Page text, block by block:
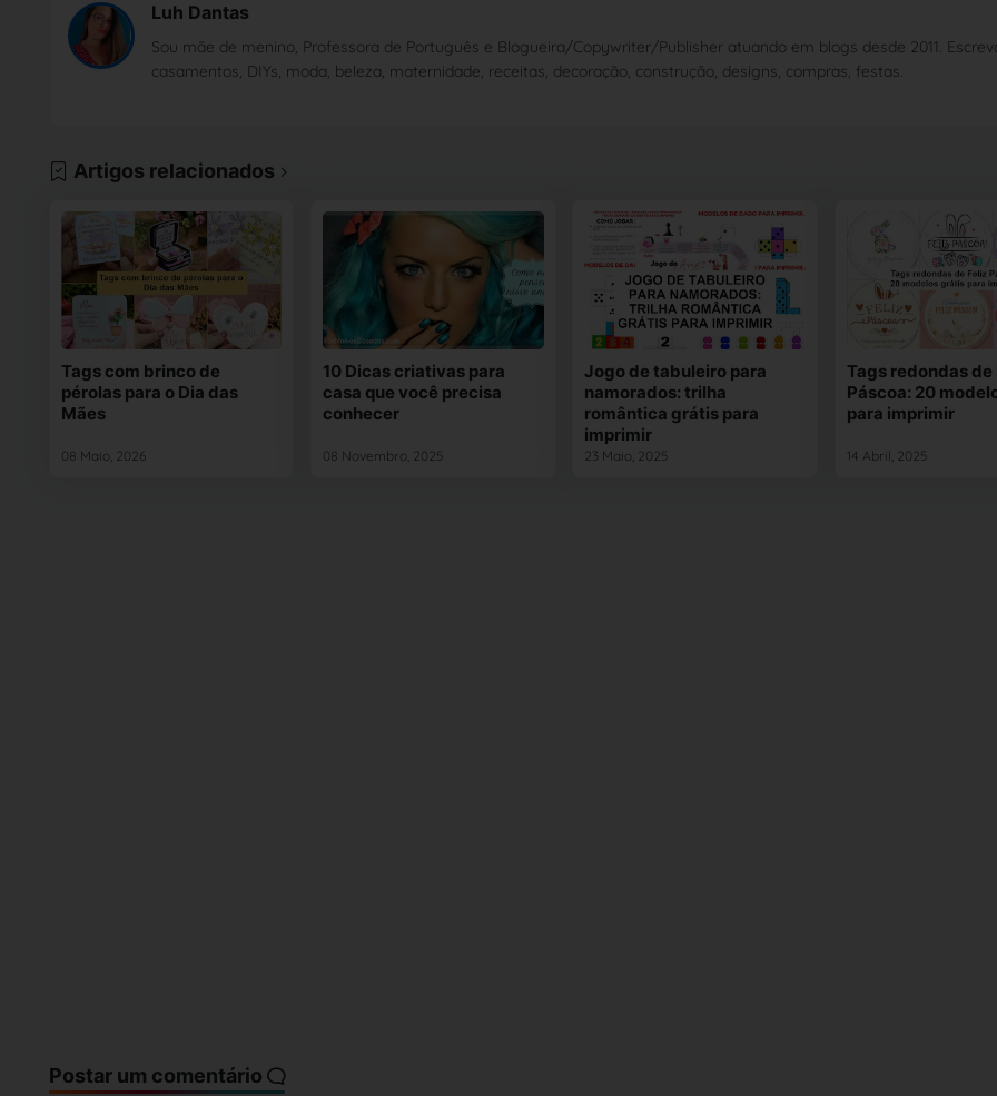
Luh Dantas
Sou mãe de menino, Professora de Português e Blogueira/Copywriter/Publisher atuando em blogs desde 2011.
casamentos, DIYs, moda, beleza, maternidade, receitas, decoração, construção, designs, compras, festas.
Artigos relacionados
Tags com brinco de
pérolas para o Dia das
Mães
08 Maio, 2026
10 Dicas criativas para
casa que você precisa
conhecer
08 Novembro, 2025
Jogo de tabuleiro para
namorados: trilha
romântica grátis para
imprimir
23 Maio, 2025
Tags redondas de
Páscoa: 20
para imprimir
14 Abril, 2025
Postar um comentário